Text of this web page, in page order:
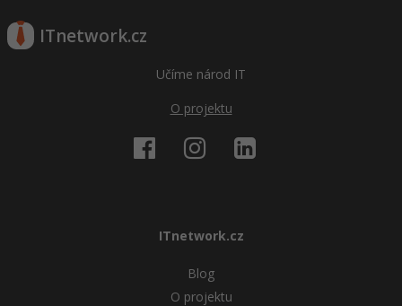
ITnetwork.cz
Učíme národ IT
O projektu
ITnetwork.cz
Blog
O projektu